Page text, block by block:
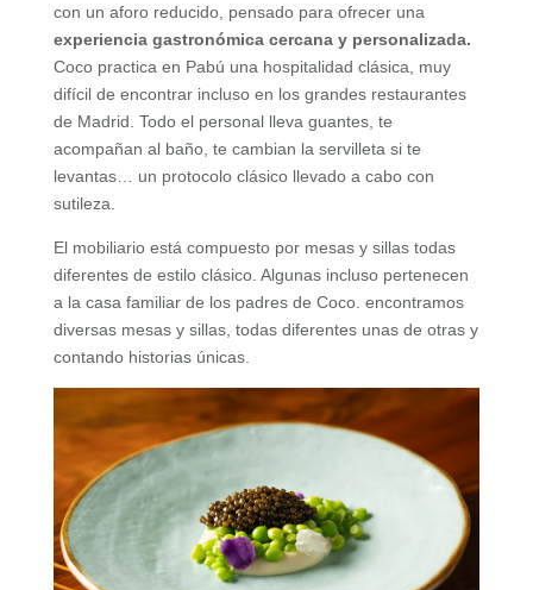
con un aforo reducido, pensado para ofrecer una
experiencia gastronómica cercana y personalizada.
Coco practica en Pabú una hospitalidad clásica, muy
difícil de encontrar incluso en los grandes restaurantes
de Madrid. Todo el personal lleva guantes, te
acompañan al baño, te cambian la servilleta si te
levantas… un protocolo clásico llevado a cabo con
sutileza.
El mobiliario está compuesto por mesas y sillas todas
diferentes de estilo clásico. Algunas incluso pertenecen
a la casa familiar de los padres de Coco. encontramos
diversas mesas y sillas, todas diferentes unas de otras y
contando historias únicas.